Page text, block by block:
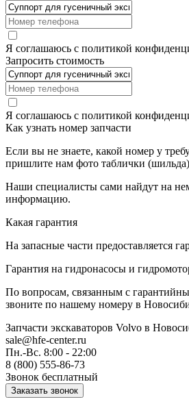
Я соглашаюсь с политикой
Запросить стоимость
Я соглашаюсь с политикой
Как узнать номер запчасти
Если вы не знаете, какой номер у
пришлите нам фото таблички (шильда)
Наши специалисты сами найдут на
информацию.
Какая гарантия
На запасные части предоставляется
Гарантия на гидронасосы и
По вопросам, связанным с
звоните по нашему номеру в
Запчасти экскаваторов Volvo в
sale@hfe-center.ru
Пн.-Вс. 8:00 - 22:00
8 (800) 555-86-73
Звонок бесплатный